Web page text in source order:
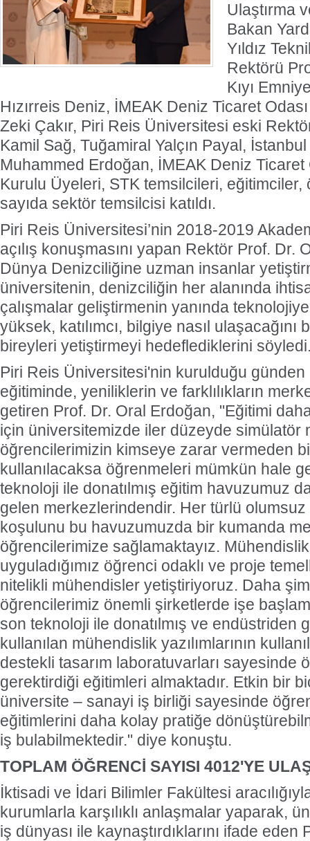
Ulaştırma
Bakan
Yıldız
Rektörü
Kıyı
Hızırreis Deniz, İMEAK Deniz Ticaret
Zeki Çakır, Piri Reis Üniversitesi eski
Kamil Sağ, Tuğamiral Yalçın Payal,
Muhammed Erdoğan, İMEAK Deniz Ticaret
Kurulu Üyeleri, STK temsilcileri,
sayıda sektör temsilcisi katıldı.
Piri Reis Üniversitesi’nin 2018-2019
açılış konuşmasını yapan Rektör Prof. Dr.
Dünya Denizciliğine uzman insanlar
üniversitenin, denizciliğin her alanında
çalışmalar geliştirmenin yanında
yüksek, katılımcı, bilgiye nasıl
bireyleri yetiştirmeyi hedeflediklerini
Piri Reis Üniversitesi'nin kurulduğu
eğitiminde, yeniliklerin ve farklılıkların
getiren Prof. Dr. Oral Erdoğan, "Eğitimi
için üniversitemizde iler düzeyde simülatör
öğrencilerimizin kimseye zarar vermeden
kullanılacaksa öğrenmeleri mümkün hale
teknoloji ile donatılmış eğitim havuzumuz
gelen merkezlerindendir. Her türlü
koşulunu bu havuzumuzda bir kumanda
öğrencilerimize sağlamaktayız.
uyguladığımız öğrenci odaklı ve proje
nitelikli mühendisler yetiştiriyoruz. Daha
öğrencilerimiz önemli şirketlerde işe
son teknoloji ile donatılmış ve endüstriden
kullanılan mühendislik yazılımlarının
destekli tasarım laboratuvarları sayesinde
gerektirdiği eğitimleri almaktadır. Etkin bir
üniversite – sanayi iş birliği sayesinde
eğitimlerini daha kolay pratiğe
iş bulabilmektedir." diye konuştu.
TOPLAM ÖĞRENCİ SAYISI 4012'YE
İktisadi ve İdari Bilimler Fakültesi
kurumlarla karşılıklı anlaşmalar yaparak,
iş dünyası ile kaynaştırdıklarını ifade